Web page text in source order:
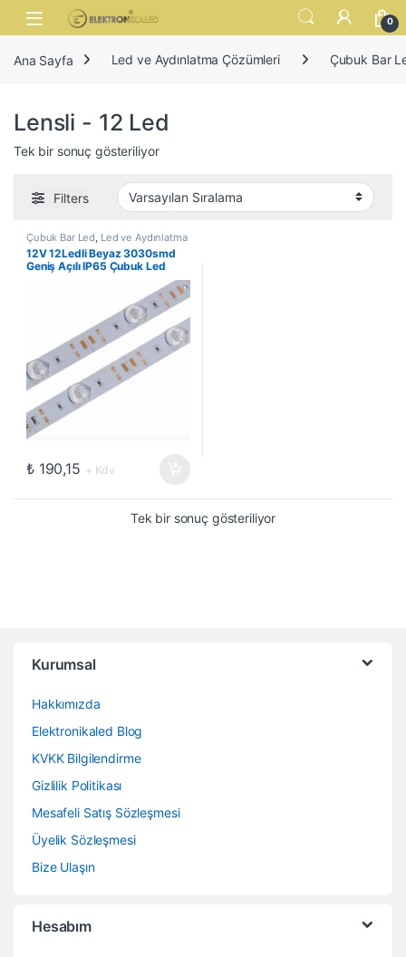
Skip to navigation
Skip to content
Open 0
Ana Sayfa Led ve Aydınlatma Çözümleri Çubuk Bar
Lensli - 12 Led
Tek bir sonuç gösteriliyor
Filters
Çubuk Bar Led Led ve Aydınlatma
Çözümleri ,Lensli - 12 Led
12V 12Ledli Beyaz 3030smd
Geniş Açılı IP65 Çubuk Led
₺190,15 + Kdv
Tek bir sonuç gösteriliyor
Kurumsal
Hakkımızda
Elektronikaled Blog
KVKK Bilgilendirme
Gizlilik Politikası
Mesafeli Satış Sözleşmesi
Üyelik Sözleşmesi
Bize Ulaşın
Hesabım